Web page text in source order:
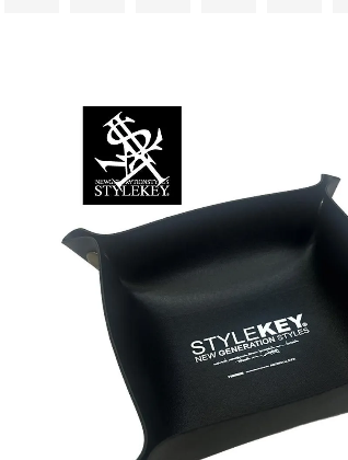
STYLEKEY (スタイルキー) アクセサリートレ
(SK99ET-KTR01)
販売価格：1,200円(税込1,320円)